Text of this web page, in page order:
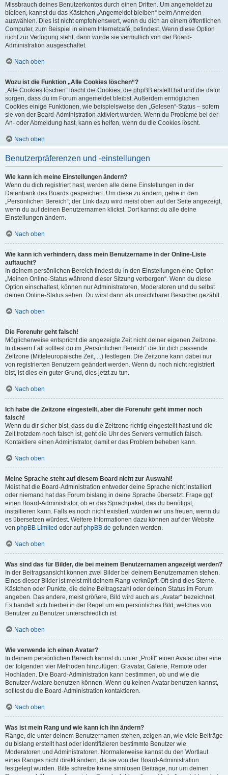
Missbrauch deines Benutzerkontos durch einen Dritten. Um angemeldet zu
bleiben, kannst du das Kästchen „Angemeldet bleiben“ beim Anmelden
auswählen. Dies ist nicht empfehlenswert, wenn du dich an einem öffentlichen
Computer, zum Beispiel in einem Internetcafé, befindest. Wenn diese Option
nicht zur Verfügung steht, dann wurde sie vermutlich von der Board-
Administration ausgeschaltet.
Nach oben
Wozu ist die Funktion „Alle Cookies löschen“?
„Alle Cookies löschen“ löscht die Cookies, die phpBB erstellt hat und die dafür
sorgen, dass du im Forum angemeldet bleibst. Außerdem ermöglichen
Cookies einige Funktionen, wie beispielsweise den „Gelesen“-Status – sofern
sie von der Board-Administration aktiviert wurden. Wenn du Probleme bei der
An- oder Abmeldung hast, kann es helfen, wenn du die Cookies löscht.
Nach oben
Benutzerpräferenzen und -einstellungen
Wie kann ich meine Einstellungen ändern?
Wenn du dich registriert hast, werden alle deine Einstellungen in der
Datenbank des Boards gespeichert. Um diese zu ändern, gehe in den
„Persönlichen Bereich“; der Link dazu wird meist oben auf der Seite angezeigt,
wenn du auf deinen Benutzernamen klickst. Dort kannst du alle deine
Einstellungen ändern.
Nach oben
Wie kann ich verhindern, dass mein Benutzername in der Online-Liste
auftaucht?
In deinem persönlichen Bereich findest du in den Einstellungen eine Option
„Meinen Online-Status während dieser Sitzung verbergen“. Wenn du diese
Option einschaltest, können nur Administratoren, Moderatoren und du selbst
deinen Online-Status sehen. Du wirst dann als unsichtbarer Besucher gezählt.
Nach oben
Die Forenuhr geht falsch!
Möglicherweise entspricht die angezeigte Zeit nicht deiner eigenen Zeitzone.
In diesem Fall solltest du im „Persönlichen Bereich“ die für dich passende
Zeitzone (Mitteleuropäische Zeit, ...) festlegen. Die Zeitzone kann dabei nur
von registrierten Benutzern geändert werden. Wenn du noch nicht registriert
bist, ist dies ein guter Grund, dies jetzt zu tun.
Nach oben
Ich habe die Zeitzone eingestellt, aber die Forenuhr geht immer noch
falsch!
Wenn du dir sicher bist, dass du die Zeitzone richtig eingestellt hast und die
Zeit trotzdem noch falsch ist, geht die Uhr des Servers vermutlich falsch.
Kontaktiere einen Administrator, damit er das Problem beheben kann.
Nach oben
Meine Sprache steht auf diesem Board nicht zur Auswahl!
Meist hat die Board-Administration entweder deine Sprache nicht installiert
oder niemand hat das Forum bislang in deine Sprache übersetzt. Frage ggf.
einen Board-Administrator, ob er das Sprachpaket, das du benötigst,
installieren kann. Falls es noch nicht existiert, würden wir uns freuen, wenn du
es übersetzen würdest. Weitere Informationen dazu können auf der Website
von phpBB Limited oder aufphpBB.de gefunden werden.
Nach oben
Was sind das für Bilder, die bei meinem Benutzernamen angezeigt werden?
In der Beitragsansicht können zwei Bilder bei deinem Benutzernamen stehen.
Eines dieser Bilder ist meist mit deinem Rang verknüpft: Oft sind dies Sterne,
Kästchen oder Punkte, die deine Beitragszahl oder deinen Status im Forum
angeben. Das andere, meist größere, Bild wird auch als „Avatar“ bezeichnet.
Es handelt sich hierbei in der Regel um ein persönliches Bild, welches von
Benutzer zu Benutzer unterschiedlich ist.
Nach oben
Wie verwende ich einen Avatar?
In deinem persönlichen Bereich kannst du unter „Profil“ einen Avatar über eine
der folgenden vier Methoden hinzufügen: Gravatar, Galerie, Remote oder
Hochladen. Die Board-Administration kann bestimmen, ob und wie die
Benutzer Avatare benutzen können. Wenn du keinen Avatar benutzen kannst,
solltest du die Board-Administration kontaktieren.
Nach oben
Was ist mein Rang und wie kann ich ihn ändern?
Ränge, die unter deinem Benutzernamen stehen, zeigen an, wie viele Beiträge
du bislang erstellt hast oder identifizieren bestimmte Benutzer wie
Moderatoren und Administratoren. Normalerweise kannst du den Wortlaut
eines Ranges nicht direkt ändern, da sie von der Board-Administration
festgelegt wurden. Bitte schreibe keine sinnlosen Beiträge, nur um deinen